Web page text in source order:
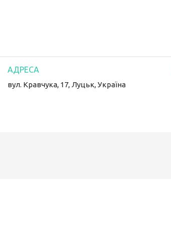
вул. Кравчука, 17, Луцьк, Україна